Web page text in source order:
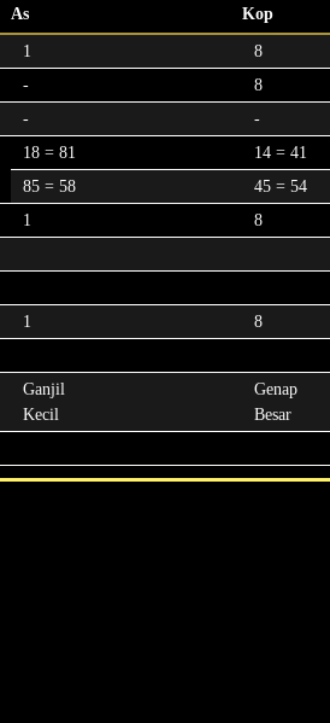
As Kop
1 8
- 8
- -
18 = 81 14 = 41
85 = 58
45 = 54
1 8
1 8
Ganjil
Kecil
Genap
Besar